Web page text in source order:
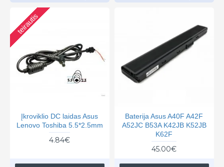
teirautis
Įkroviklio DC laidas Asus
Lenovo Toshiba 5.5*2.5mm
4.84€
Baterija Asus A40F A42F
A52JC B53A K42JB K52JB
K62F
45.00€